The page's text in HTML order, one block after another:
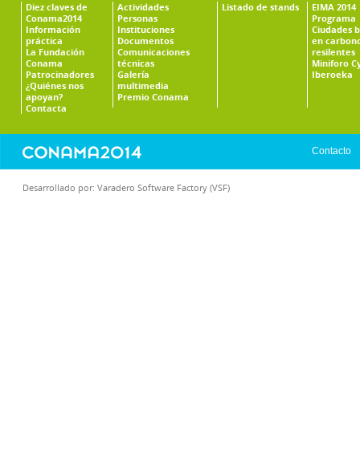
Diez claves de
Conama2014
Información
práctica
La Fundación
Conama
Patrocinadores
¿Quiénes nos
apoyan?
Contacta
Actividades
Personas
Instituciones
Documentos
Comunicaciones
técnicas
Galería
multimedia
Premio Conama
Listado de stands
EIMA 2014
Programa
Ciudades
en
resilentes
Miniforo
Iberoeka
Contacto
Desarrollado por: Varadero Software Factory (VSF)